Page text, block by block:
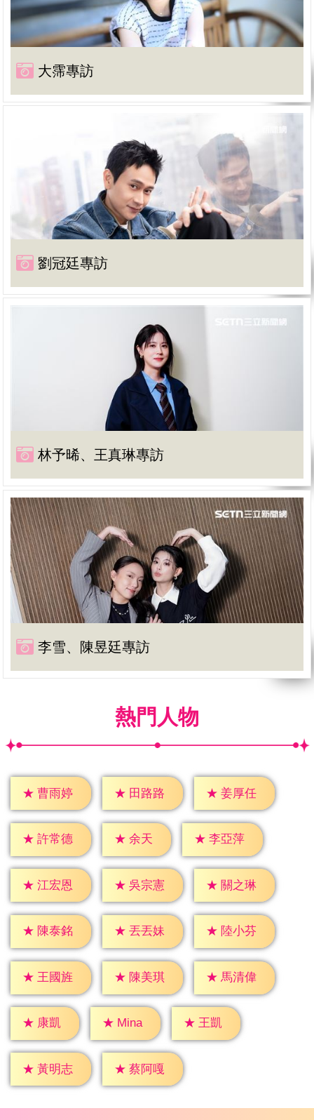
大霈專訪
劉冠廷專訪
林予晞、王真琳專訪
李雪、陳昱廷專訪
熱門人物
★ 曹雨婷 ★ 田路路 ★ 姜厚任
★ 許常德 ★ 余天 ★ 李亞萍
★ 江宏恩 ★ 吳宗憲 ★ 關之琳
★ 陳泰銘 ★ 丟丟妹 ★ 陸小芬
★ 王國旌 ★ 陳美琪 ★ 馬清偉
★ 康凱 ★ Mina ★ 王凱
★ 黃明志 ★ 蔡阿嘎